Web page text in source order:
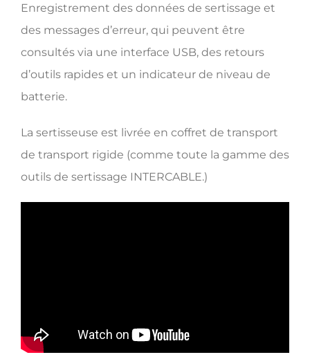
Enregistrement des données de sertissage et
des messages d’erreur, qui peuvent être
consultés via une interface USB, des retours
d’outils rapides et un indicateur de niveau de
batterie.
La sertisseuse est livrée en coffret de transport
de transport rigide (comme toute la gamme des
outils de sertissage INTERCABLE.)